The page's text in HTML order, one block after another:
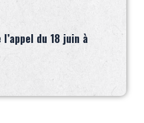
du 18 juin à